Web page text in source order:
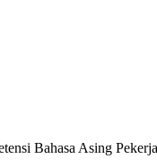
Bahasa Asing